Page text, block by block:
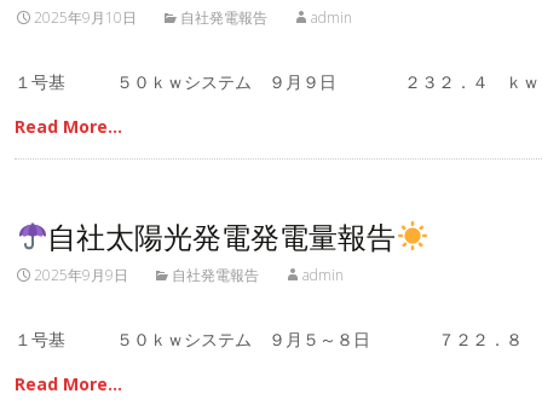
2025年9月10日 自社発電報告 admin
１号基 ５０ｋｗシステム ９月９日 ２３２．４ ｋｗ
Read More…
自社太陽光発電発電量報告
2025年9月9日 自社発電報告 admin
１号基 ５０ｋｗシステム ９月５～８日 ７２２．８
Read More…